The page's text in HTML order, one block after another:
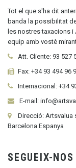
Tot el que s'ha dit
banda la possibilitat
les nostres taxacions
equip amb vostè
Att. Cliente: 93 527
Fax: +34 93 494 96
Internacional: +34
E-mail:
Direcció: Artsvalua
Barcelona Espanya
SEGUEIX-NOS